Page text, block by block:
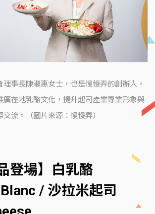
事長陳淑惠女士，也是慢慢弄的創辦人，
廣在地乳酪文化，提升起司產業專業形象與
交流。（圖片來源：慢慢弄）
登場】白乳酪
/ 沙拉米起司